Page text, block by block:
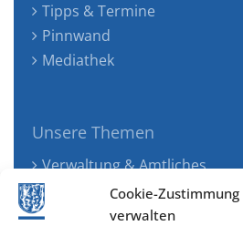
Cookie-Zustimmung
verwalten
Tipps & Termine
Pinnwand
Mediathek
Unsere Themen
Verwaltung & Amtliches
Jugend, Familie & Gesundheit
Tourismus, Freizeit & Ökologie